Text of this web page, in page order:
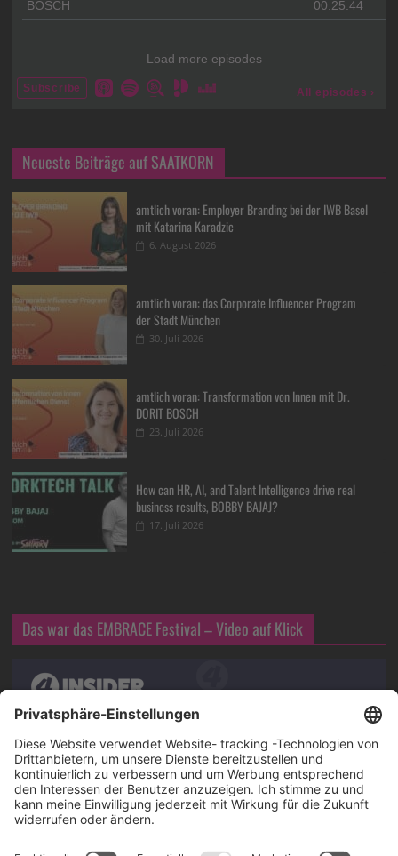
Neueste Beiträge auf SAATKORN
amtlich voran: Employer Branding bei der IWB Basel
mit Katarina Karadzic
6. August 2026
amtlich voran: das Corporate Influencer Program
der Stadt München
30. Juli 2026
amtlich voran: Transformation von Innen mit Dr.
DORIT BOSCH
23. Juli 2026
How can HR, AI, and Talent Intelligence drive real
business results, BOBBY BAJAJ?
17. Juli 2026
Das war das EMBRACE Festival – Video auf Klick